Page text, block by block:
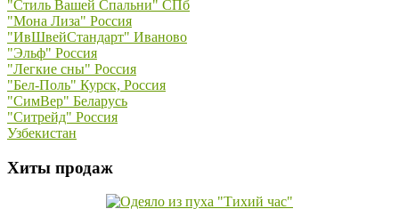
"Стиль Вашей Спальни" СПб
"Мона Лиза" Россия
"ИвШвейСтандарт" Иваново
"Эльф" Россия
"Легкие сны" Россия
"Бел-Поль" Курск, Россия
"СимВер" Беларусь
"Ситрейд" Россия
Узбекистан
Хиты продаж